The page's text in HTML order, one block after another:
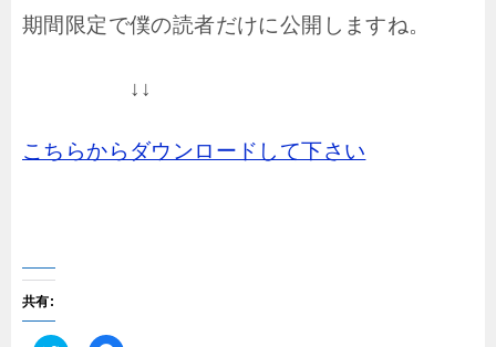
期間限定で僕の読者だけに公開しますね。
↓↓
こちらからダウンロードして下さい
共有: